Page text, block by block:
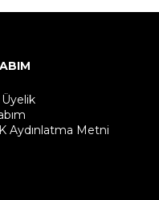
Aydınlatma Metni